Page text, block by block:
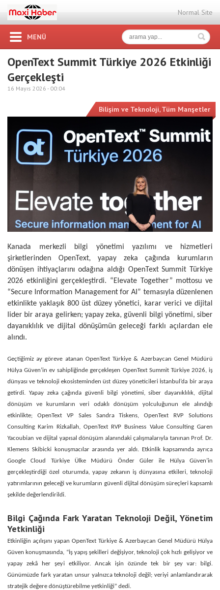
Normal Site
MENÜ
OpenText Summit Türkiye 2026 Etkinliği
Gerçekleşti
16 Mayıs 2026 - 00:04
Bilişim ve Teknoloji,Tüm Manşetler
Kanada merkezli bilgi yönetimi yazılımı ve hizmetleri
şirketlerinden OpenText, yapay zeka çağında kurumların
dönüşen ihtiyaçlarını odağına aldığı OpenText Summit Türkiye
2026 etkinliğini gerçekleştirdi. “Elevate Together” mottosu ve
“Secure Information Management for AI” temasıyla düzenlenen
etkinlikte yaklaşık 800 üst düzey yönetici, karar verici ve dijital
lider bir araya gelirken; yapay zeka, güvenli bilgi yönetimi, siber
dayanıklılık ve dijital dönüşümün geleceği farklı açılardan ele
alındı.
Geçtiğimiz ay göreve atanan OpenText Türkiye & Azerbaycan Genel Müdürü
Hülya Güven’in ev sahipliğinde gerçekleşen OpenText Summit Türkiye 2026, iş
dünyası ve teknoloji ekosisteminden üst düzey yöneticileri İstanbul’da bir araya
getirdi. Yapay zeka çağında güvenli bilgi yönetimi, siber dayanıklılık, dijital
dönüşüm ve kurumların veri odaklı dönüşüm yolculuğunun ele alındığı
etkinlikte; OpenText VP Sales Sandra Tiskens, OpenText RVP Solutions
Consulting Karim Rizkallah, OpenText RVP Business Value Consulting Garen
Yacoubian ve dijital yapısal dönüşüm alanındaki çalışmalarıyla tanınan Prof. Dr.
Klemens Skibicki konuşmacılar arasında yer aldı. Etkinlik kapsamında ayrıca
Google Cloud Türkiye Ülke Müdürü Önder Güler ile Hülya Güven’in
gerçekleştirdiği özel oturumda, yapay zekanın iş dünyasına etkileri, teknoloji
yatırımlarının geleceği ve kurumların güvenli dijital dönüşüm süreçleri kapsamlı
şekilde değerlendirildi.
Bilgi Çağında Fark Yaratan Teknoloji Değil, Yönetim
Yetkinliği
Etkinliğin açılışını yapan OpenText Türkiye & Azerbaycan Genel Müdürü Hülya
Güven konuşmasında, “İş yapış şekilleri değişiyor, teknoloji çok hızlı gelişiyor ve
yapay zekâ her şeyi etkiliyor. Ancak işin özünde tek bir şey var: bilgi.
Günümüzde fark yaratan unsur yalnızca teknoloji değil; veriyi anlamlandırarak
stratejik değere dönüştürebilme yetkinliği” dedi.